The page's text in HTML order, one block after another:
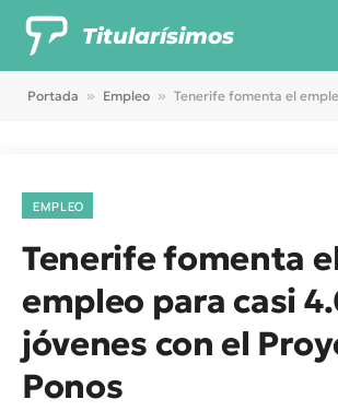
Titularísimos
Portada » Empleo » Tenerife fomenta el empleo para casi 4.000
EMPLEO
Tenerife fomenta
empleo para casi
jóvenes con el
Ponos